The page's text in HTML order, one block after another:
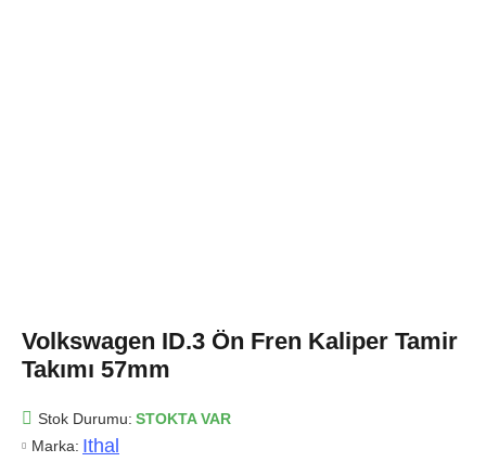
Volkswagen ID.3 Ön Fren Kaliper Tamir
Takımı 57mm
Stok Durumu: STOKTA VAR
Marka: Ithal